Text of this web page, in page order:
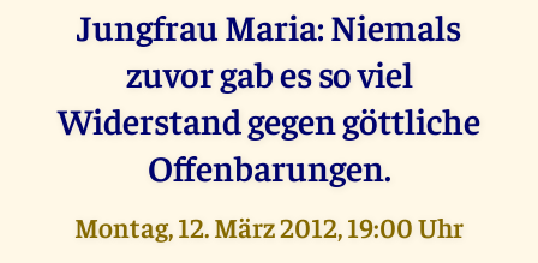
Jungfrau Maria: Niemals
zuvor gab es so viel
Widerstand gegen göttliche
Offenbarungen.
Montag, 12. März 2012, 19:00 Uhr